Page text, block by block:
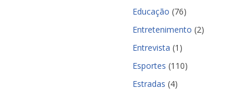
Educação (76)
Entretenimento (2)
Entrevista (1)
Esportes (110)
Estradas (4)